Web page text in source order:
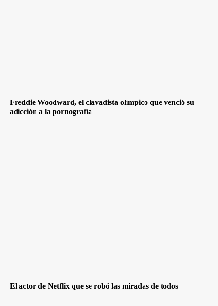
Freddie Woodward, el clavadista olímpico que venció su
adicción a la pornografía
El actor de Netflix que se robó las miradas de todos